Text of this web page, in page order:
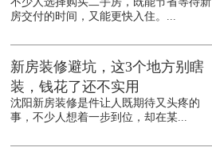
房交付的时间，又能更快入住。...
新房装修避坑，这3个地方别瞎
装，钱花了还不实用
沈阳新房装修是件让人既期待又头疼的
事，不少人想着一步到位，却在某...